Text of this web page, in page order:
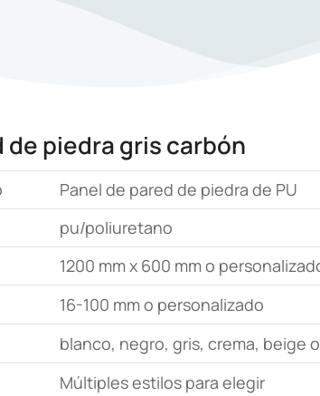
de piedra gris carbón
Panel de pared de piedra de PU
pu/poliuretano
1200 mm x 600 mm o
16-100 mm o personalizado
blanco, negro, gris, crema, beige
Múltiples estilos para elegir